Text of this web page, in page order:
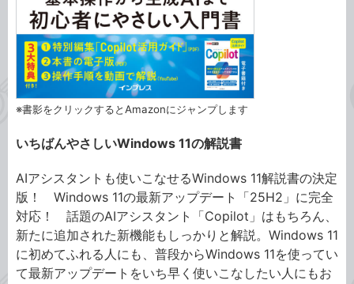
※書影をクリックするとAmazonにジャンプします
いちばんやさしいWindows 11の解説書
AIアシスタントも使いこなせるWindows 11解説書の決定
版！ Windows 11の最新アップデート「25H2」に完全
対応！ 話題のAIアシスタント「Copilot」はもちろん、
新たに追加された新機能もしっかりと解説。Windows 11
に初めてふれる人にも、普段からWindows 11を使ってい
て最新アップデートをいち早く使いこなしたい人にもお